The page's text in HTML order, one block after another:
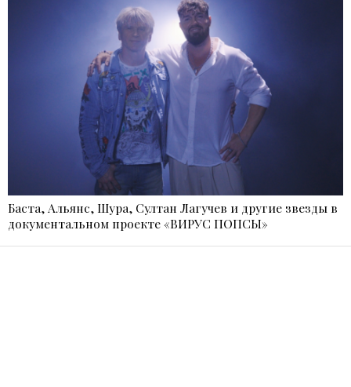
Баста, Альянс, Шура, Султан Лагучев и другие звезды в
документальном проекте «ВИРУС ПОПСЫ»